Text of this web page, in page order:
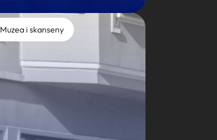
Muzea i skanseny